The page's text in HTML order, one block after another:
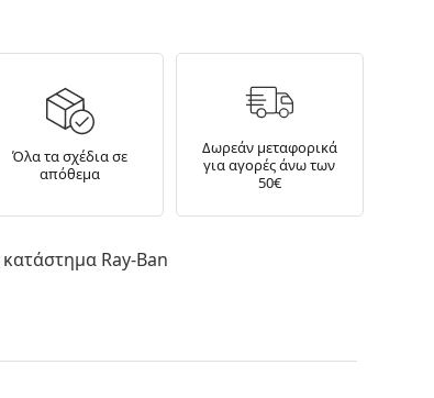
Όλα τα σχέδια σε
απόθεμα
Δωρεάν μεταφορικά
για αγορές άνω των
50€
Ray-Ban